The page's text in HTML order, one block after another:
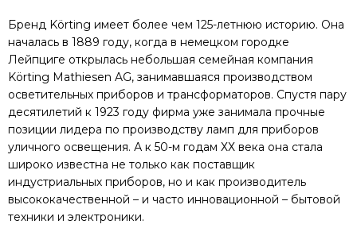
Бренд Körting имеет более чем 125-летнюю историю. Она
началась в 1889 году, когда в немецком городке
Лейпциге открылась небольшая семейная компания
Körting Mathiesen AG, занимавшаяся производством
осветительных приборов и трансформаторов. Спустя пару
десятилетий к 1923 году фирма уже занимала прочные
позиции лидера по производству ламп для приборов
уличного освещения. А к 50-м годам ХХ века она стала
широко известна не только как поставщик
индустриальных приборов, но и как производитель
высококачественной – и часто инновационной – бытовой
техники и электроники.